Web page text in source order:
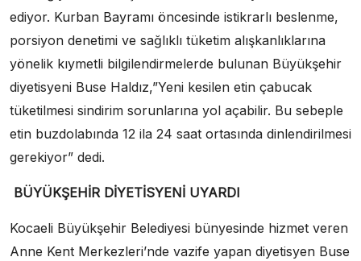
ediyor. Kurban Bayramı öncesinde istikrarlı beslenme,
porsiyon denetimi ve sağlıklı tüketim alışkanlıklarına
yönelik kıymetli bilgilendirmelerde bulunan Büyükşehir
diyetisyeni Buse Haldız,”Yeni kesilen etin çabucak
tüketilmesi sindirim sorunlarına yol açabilir. Bu sebeple
etin buzdolabında 12 ila 24 saat ortasında dinlendirilmesi
gerekiyor” dedi.
BÜYÜKŞEHİR DİYETİSYENİ UYARDI
Kocaeli Büyükşehir Belediyesi bünyesinde hizmet veren
Anne Kent Merkezleri’nde vazife yapan diyetisyen Buse